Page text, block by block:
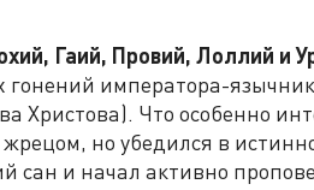
Гаий, Провий, Лоллий и
гонений императора-
Христова). Что особенно
но убедился в
сан и начал активно